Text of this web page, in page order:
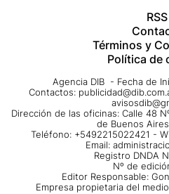
RSS
Términos y
Política de
Agencia DIB - Fecha de
Contactos:
Dirección de las oficinas: Calle 48
de Buenos
Teléfono: +5492215022421 -
Email:
Registro DNDA
Nº de
Editor Responsable:
Empresa propietaria del